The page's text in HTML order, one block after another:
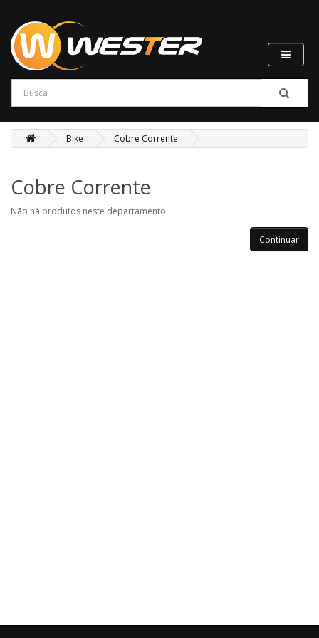
Bike Cobre Corrente
Cobre Corrente
Não há produtos neste departamento
Continuar